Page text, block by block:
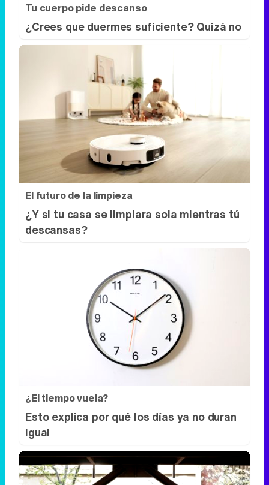
Tu cuerpo pide descanso
¿Crees que duermes suficiente? Quizá no
El futuro de la limpieza
¿Y si tu casa se limpiara sola mientras tú
descansas?
¿El tiempo vuela?
Esto explica por qué los días ya no duran
igual